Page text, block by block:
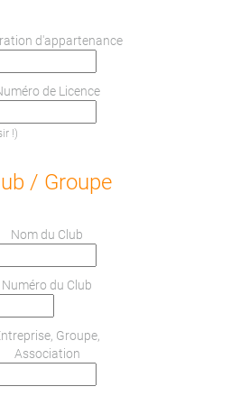
d'appartenance
de Licence
!)
/ Groupe
Nom du Club
Numéro du Club
Groupe,
Association